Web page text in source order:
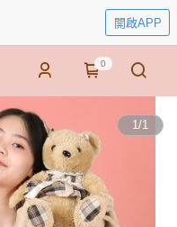
開啟APP
0
1/1